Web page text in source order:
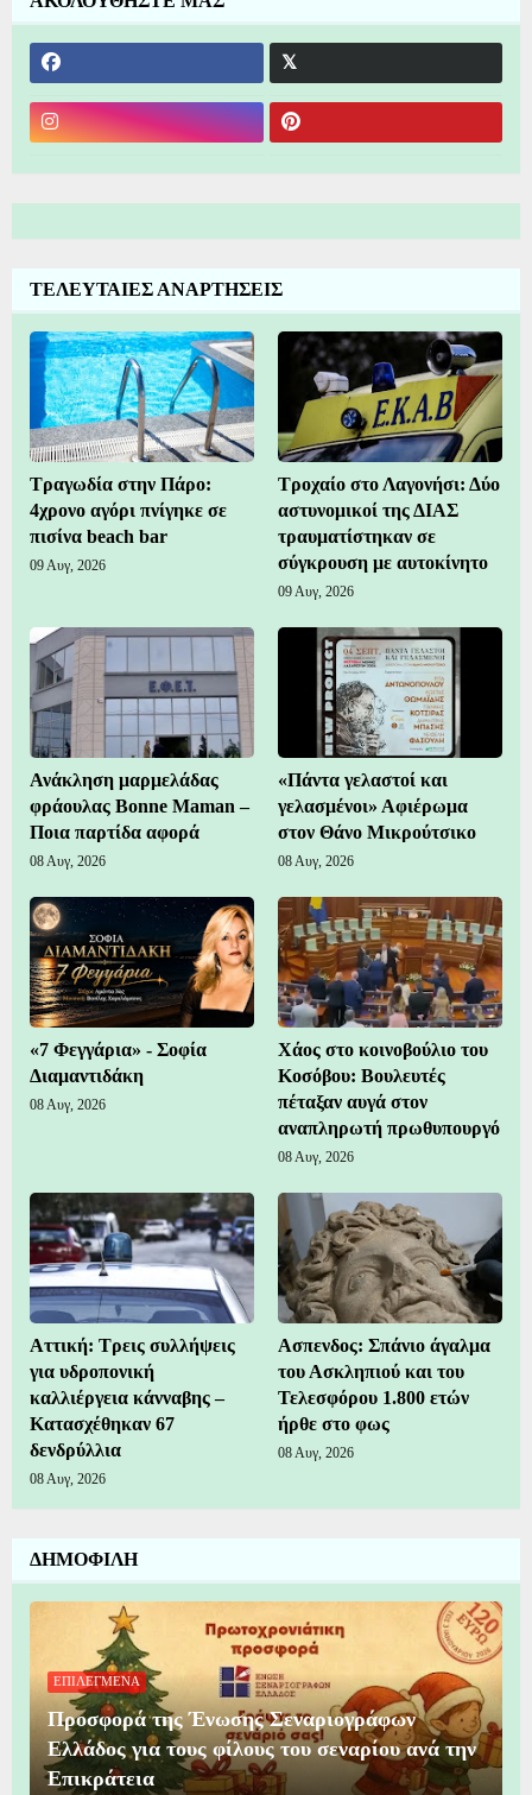
ΤΕΛΕΥΤΑΙΕΣ ΑΝΑΡΤΗΣΕΙΣ
Τραγωδία στην Πάρο:
4χρονο αγόρι πνίγηκε σε
πισίνα beach bar
09 Αυγ, 2026
Τροχαίο στο Λαγονήσι: Δύο
αστυνομικοί της ΔΙΑΣ
τραυματίστηκαν σε
σύγκρουση με αυτοκίνητο
09 Αυγ, 2026
Ανάκληση μαρμελάδας
φράουλας Bonne Maman –
Ποια παρτίδα αφορά
08 Αυγ, 2026
«Πάντα γελαστοί και
γελασμένοι» Αφιέρωμα
στον Θάνο Μικρούτσικο
08 Αυγ, 2026
«7 Φεγγάρια» - Σοφία
Διαμαντιδάκη
08 Αυγ, 2026
Χάος στο κοινοβούλιο του
Κοσόβου: Βουλευτές
πέταξαν αυγά στον
αναπληρωτή πρωθυπουργό
08 Αυγ, 2026
Αττική: Τρεις συλλήψεις
για υδροπονική
καλλιέργεια κάνναβης –
Κατασχέθηκαν 67
δενδρύλλια
08 Αυγ, 2026
Ασπενδος: Σπάνιο άγαλμα
του Ασκληπιού και του
Τελεσφόρου 1.800 ετών
ήρθε στο φως
08 Αυγ, 2026
ΔΗΜΟΦΙΛΗ
ΕΠΙΛΕΓΜΕΝΑ
Προσφορά της Ένωσης Σεναριογράφων
Ελλάδος για τους φίλους του σεναρίου ανά την
Επικράτεια